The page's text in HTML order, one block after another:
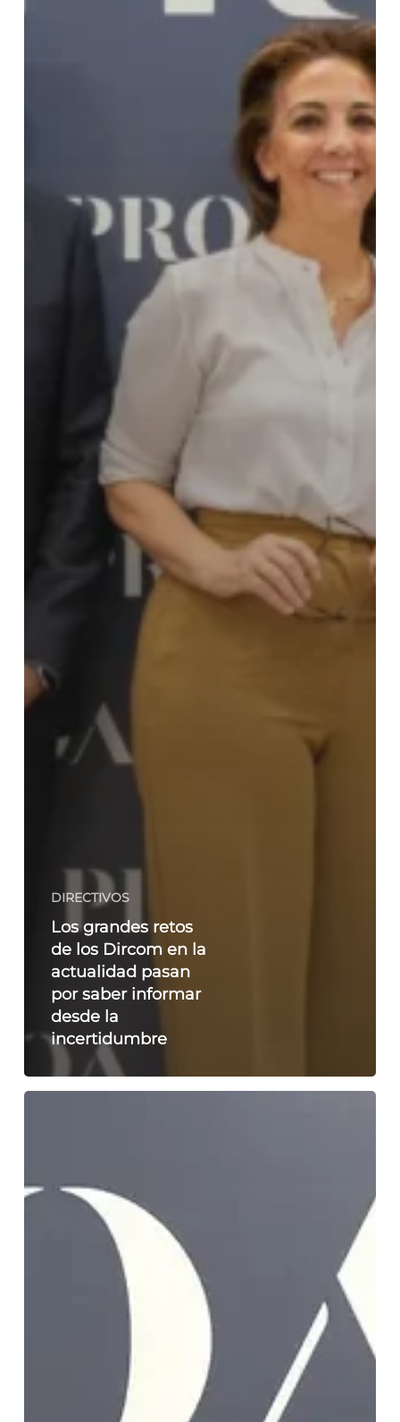
DIRECTIVOS
Los grandes retos
de los Dircom en la
actualidad pasan
por saber informar
desde la
incertidumbre